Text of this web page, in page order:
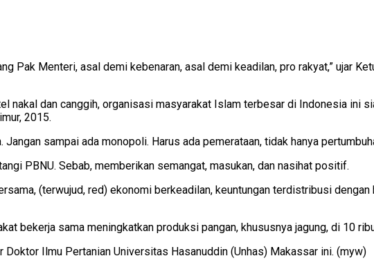
Pak Menteri, asal demi kebenaran, asal demi keadilan, pro rakyat,” ujar
nakal dan canggih, organisasi masyarakat Islam terbesar di Indonesia ini
2015.
sampai ada monopoli. Harus ada pemerataan, tidak hanya
PBNU. Sebab, memberikan semangat, masukan, dan nasihat positif.
(terwujud, red) ekonomi berkeadilan, keuntungan terdistribusi
bekerja sama meningkatkan produksi pangan, khususnya jagung, di 10
Doktor Ilmu Pertanian Universitas Hasanuddin (Unhas) Makassar ini. (myw)